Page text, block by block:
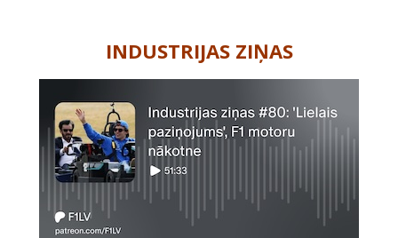
INDUSTRIJAS ZIŅAS